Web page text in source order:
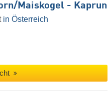
​Maiskogel - Kaprun
in Österreich